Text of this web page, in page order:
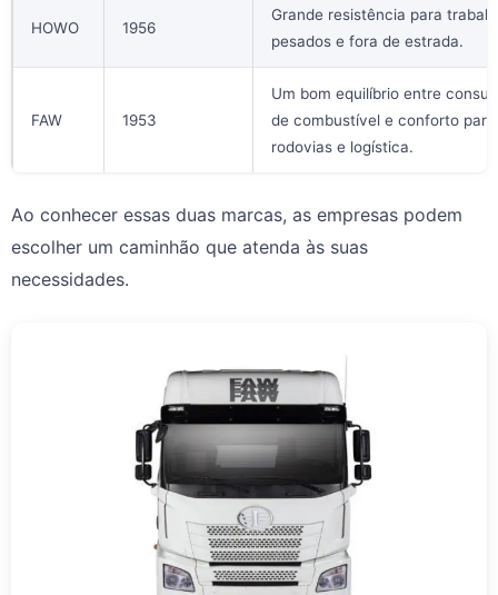
HOWO 1956
Grande resistência para
pesados e fora de estrada.
FAW 1953
Um bom equilíbrio entre
de combustível e conforto para
rodovias e logística.
Ao conhecer essas duas marcas, as empresas podem
escolher um caminhão que atenda às suas
necessidades.